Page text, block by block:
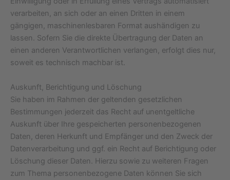
verarbeiten, an sich oder an einen Dritten in einem
gängigen, maschinenlesbaren Format aushändigen zu
lassen. Sofern Sie die direkte Übertragung der Daten an
einen anderen Verantwortlichen verlangen, erfolgt dies nur,
soweit es technisch machbar ist.
Auskunft, Berichtigung und Löschung
Sie haben im Rahmen der geltenden gesetzlichen
Bestimmungen jederzeit das Recht auf unentgeltliche
Auskunft über Ihre gespeicherten personenbezogenen
Daten, deren Herkunft und Empfänger und den Zweck der
Datenverarbeitung und ggf. ein Recht auf Berichtigung oder
Löschung dieser Daten. Hierzu sowie zu weiteren Fragen
zum Thema personenbezogene Daten können Sie sich